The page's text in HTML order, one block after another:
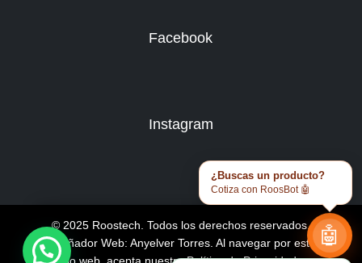
Facebook
Instagram
© 2025 Roostech. Todos los derechos reservados.
Diseñador Web: Anyelver Torres . Al navegar por este
sitio web, acepta nuestraPolítica de Privacidad y
¿Buscas un producto?
Cotiza con RoosBot 🤖
🤖